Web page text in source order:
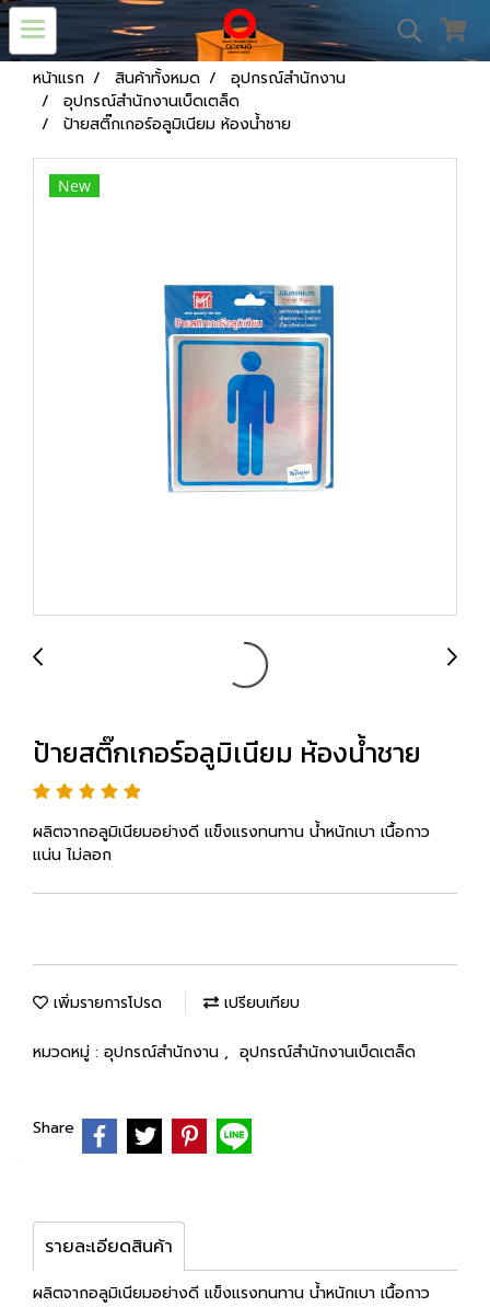
หน้าแรก สินค้าทั้งหมด
อุปกรณ์สำนักงาน
อุปกรณ์สำนักงานเบ็ดเตล็ด
ป้ายสติ๊กเกอร์อลูมิเนียม ห้องน้ำชาย
New
ป้ายสติ๊กเกอร์อลูมิเนียม ห้องน้ำชาย
ผลิตจากอลูมิเนียมอย่างดี แข็งแรงทนทาน น้ำหนักเบา เนื้อกาว
แน่น ไม่ลอก
เพิ่มรายการโปรด เปรียบเทียบ
หมวดหมู่ : อุปกรณ์สำนักงาน , อุปกรณ์สำนักงานเบ็ดเตล็ด
Share
รายละเอียดสินค้า
ผลิตจากอลูมิเนียมอย่างดี แข็งแรงทนทาน น้ำหนักเบา เนื้อกาว